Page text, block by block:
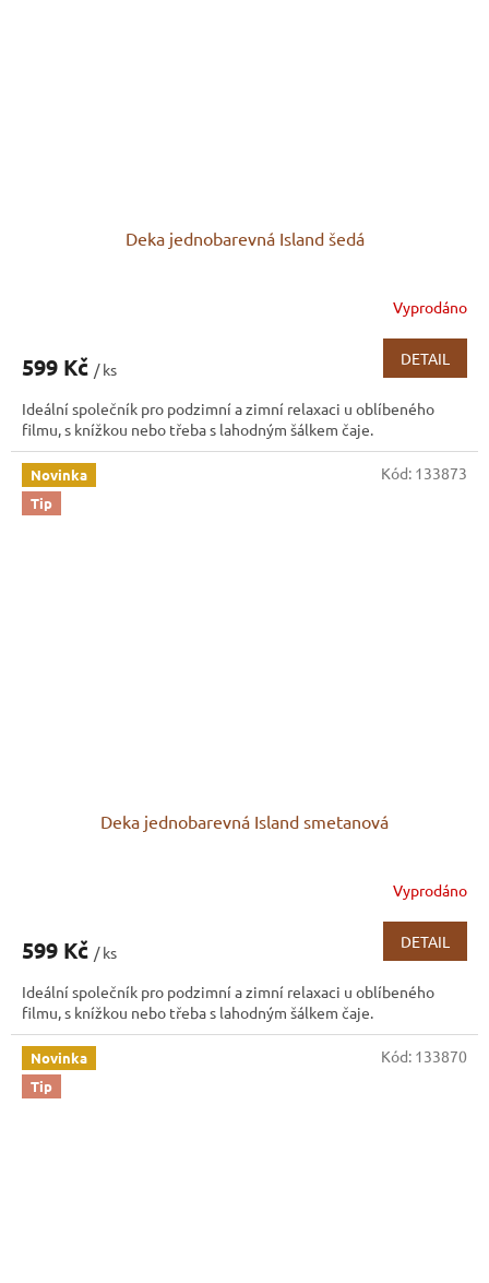
Deka jednobarevná Island šedá
je
z
5
hvězdiček.
Vyprodáno
599 Kč / ks
DETAIL
Ideální společník pro podzimní a zimní relaxaci u oblíbeného
filmu, s knížkou nebo třeba s lahodným šálkem čaje.
Novinka
Tip
Deka jednobarevná Island smetanová
Vyprodáno
599 Kč / ks
DETAIL
Ideální společník pro podzimní a zimní relaxaci u oblíbeného
filmu, s knížkou nebo třeba s lahodným šálkem čaje.
Kód: 133873
Novinka
Tip
Kód: 133870